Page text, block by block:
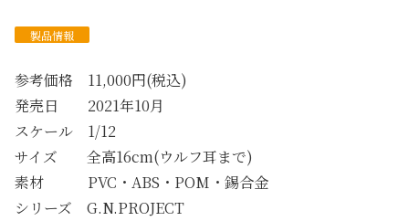
製品情報
参考価格 11,000円(税込)
発売日 2021年10月
スケール 1/12
サイズ 全高16cm(ウルフ耳まで)
素材 PVC・ABS・POM・錫合金
シリーズ G.N.PROJECT